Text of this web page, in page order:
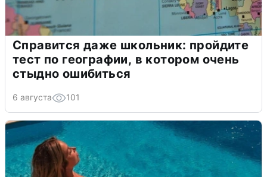
Справится даже школьник: пройдите
тест по географии, в котором очень
стыдно ошибиться
6 августа 101